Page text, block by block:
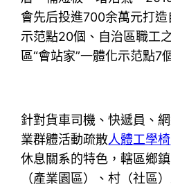
會先后投進700余萬元打
示范點20個、自治區職工
區“會站家”一體化示范點7
針對貨車司機、快遞員、
業群體活動疏散人體工學椅
休息關系的特色，轄區鄉
（產業園區）、村（社區